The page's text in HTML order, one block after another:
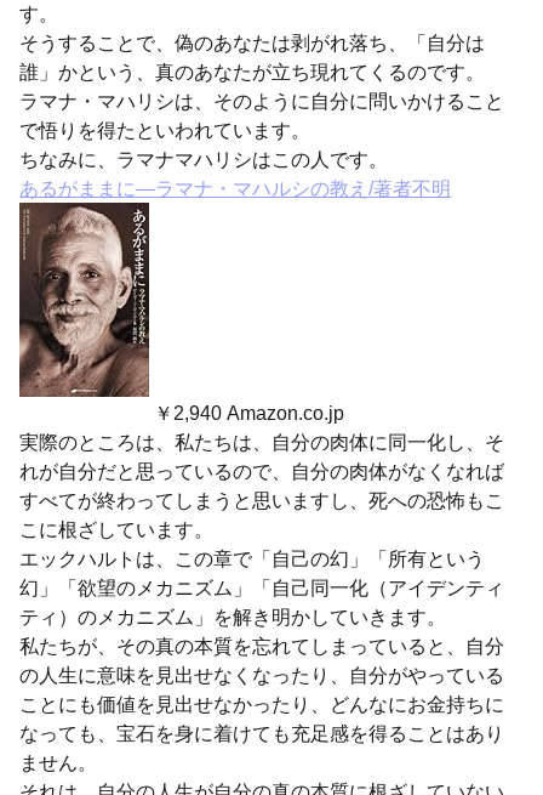
す。
そうすることで、偽のあなたは剥がれ落ち、「自分は
誰」かという、真のあなたが立ち現れてくるのです。
ラマナ・マハリシは、そのように自分に問いかけること
で悟りを得たといわれています。
ちなみに、ラマナマハリシはこの人です。
あるがままに―ラマナ・マハルシの教え/著者不明
￥2,940 Amazon.co.jp
実際のところは、私たちは、自分の肉体に同一化し、そ
れが自分だと思っているので、自分の肉体がなくなれば
すべてが終わってしまうと思いますし、死への恐怖もこ
こに根ざしています。
エックハルトは、この章で「自己の幻」「所有という
幻」「欲望のメカニズム」「自己同一化（アイデンティ
ティ）のメカニズム」を解き明かしていきます。
私たちが、その真の本質を忘れてしまっていると、自分
の人生に意味を見出せなくなったり、自分がやっている
ことにも価値を見出せなかったり、どんなにお金持ちに
なっても、宝石を身に着けても充足感を得ることはあり
ません。